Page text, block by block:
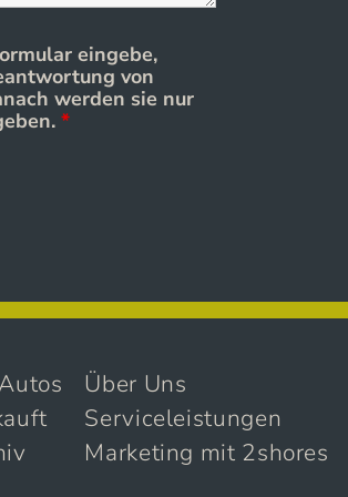
eingebe,
von
werden sie nur
*
Über Uns
Serviceleistungen
Marketing mit 2shores